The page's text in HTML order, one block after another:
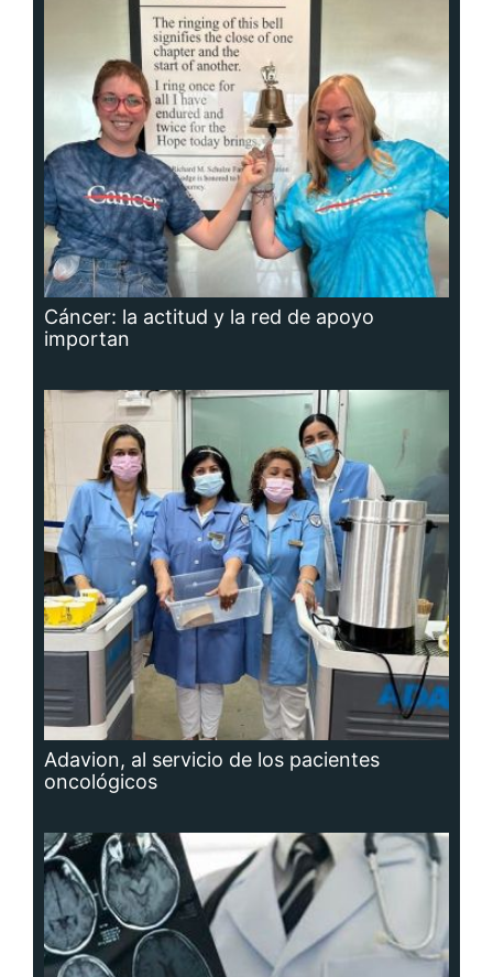
Cáncer: la actitud y la red de apoyo
importan
Adavion, al servicio de los pacientes
oncológicos